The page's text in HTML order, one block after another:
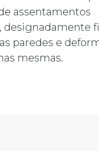
assentamentos
designadamente
paredes e
mesmas.